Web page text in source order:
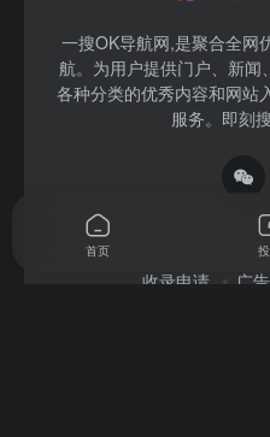
一搜OK导航网,是聚合全网
航。为用户提供门户、新
各种分类的优秀内容和网站
服务。即刻
收录申请 广
首页